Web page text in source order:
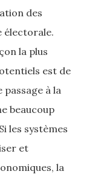
des
électorale.
la plus
est de
à la
beaucoup
les systèmes
et
la